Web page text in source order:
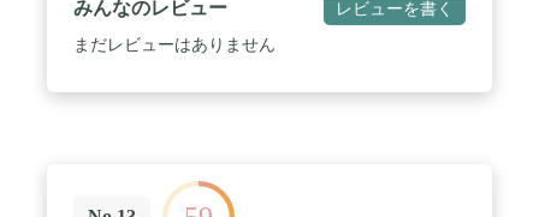
みんなのレビュー レビューを書く
まだレビューはありません